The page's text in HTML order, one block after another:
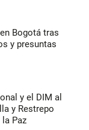
Bogotá tras
y presuntas
y el DIM al
y Restrepo
Paz